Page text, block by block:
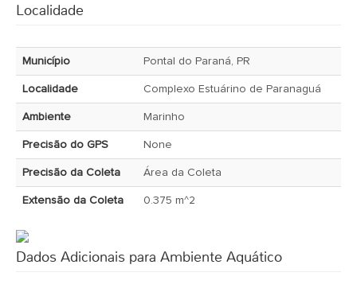
Localidade
Município Pontal do Paraná, PR
Localidade Complexo Estuárino de Paranaguá
Ambiente Marinho
Precisão do GPS None
Precisão da Coleta Área da Coleta
Extensão da Coleta 0.375 m^2
Dados Adicionais para Ambiente Aquático